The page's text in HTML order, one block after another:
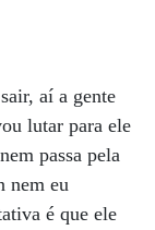
aí a gente
lutar para ele
passa pela
nem eu
é que ele